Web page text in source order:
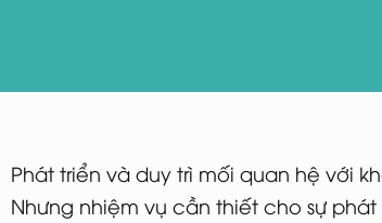
Phát triển và duy trì mối quan hệ với
Nhưng nhiệm vụ cần thiết cho sự